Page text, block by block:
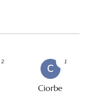
2
C
Ciorbe
1